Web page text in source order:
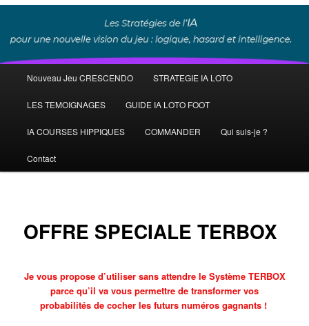
principal
Aller
au
contenu
Nouveau Jeu CRESCENDO STRATEGIE IA LOTO
LES TEMOIGNAGES GUIDE IA LOTO FOOT
IA COURSES HIPPIQUES COMMANDER Qui suis-je ?
Contact
OFFRE SPECIALE TERBOX
Je vous propose d’utiliser sans attendre le Système TERBOX
parce qu’il va vous permettre de transformer vos
probabilités de cocher les futurs numéros gagnants !